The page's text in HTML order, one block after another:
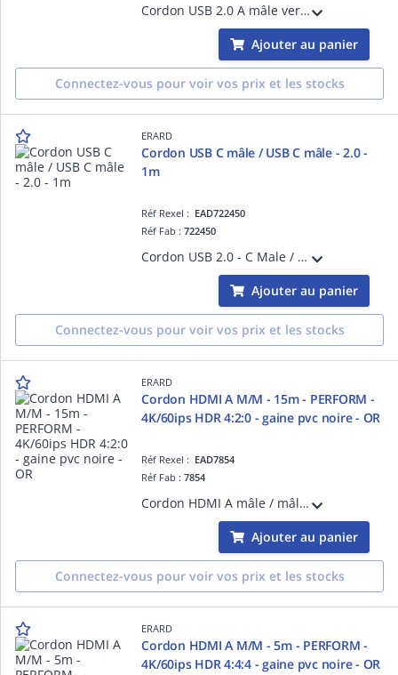
Cordon USB 2.0 A mâle vers USB-C mâle de 1 m, 3A, 480 Mbps. Connecteurs aluminium pour une meilleure durabilité et une utilisation quotidienne fiable.
Ajouter au panier
Connectez-vous pour voir vos prix et les stocks
ERARD
Cordon USB C mâle / USB C mâle - 2.0 -
1m
Réf Rexel : EAD722450
Réf Fab :722450
Cordon USB 2.0 - C Male / Male - 3A - noir - 1 m - Débit de données : 480 Mbps - Compatible tous chargeurs de 18 à 60W
Ajouter au panier
Connectez-vous pour voir vos prix et les stocks
ERARD
Cordon HDMI A M/M - 15m - PERFORM -
4K/60ips HDR 4:2:0 - gaine pvc noire - OR
Réf Rexel : EAD7854
Réf Fab :7854
Cordon HDMI A mâle / mâle - 15m - PERFORM - 4K/60ips HDR 4:2:0 - 10.2 Gbps - la garantie des meilleures performances sans compromis sur la qualité de fabrication - gaine pvc noire - high speed with ethernet - blindage renforcé - OR
Ajouter au panier
Connectez-vous pour voir vos prix et les stocks
ERARD
Cordon HDMI A M/M - 5m - PERFORM -
4K/60ips HDR 4:4:4 - gaine pvc noire - OR